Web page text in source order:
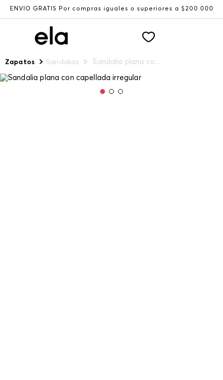
ENVÍO GRATIS Por compras iguales o superiores a $200.000
Zapatos Sandalias Sandalia plana con capellada irregular